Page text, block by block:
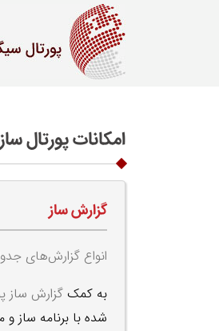
امکانات پورتال
گزارش ساز
انواع گزارش‌های
به کمکگزارش ساز
شده با برنامه ساز